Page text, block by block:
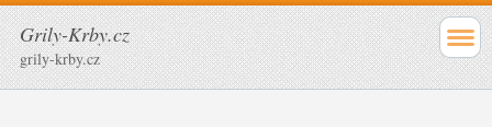
Grily-Krby.cz
grily-krby.cz